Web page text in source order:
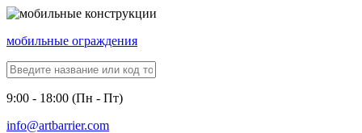
мобильные ограждения
9:00 - 18:00 (Пн - Пт)
info@artbarrier.com